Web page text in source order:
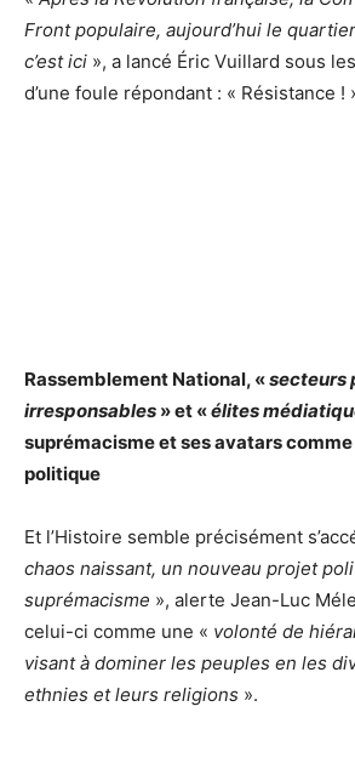
Front populaire, aujourd’hui le
c’est ici », a lancé Éric Vuillard sous
d’une foule répondant : « Résistance !
Rassemblement National, «secteurs
irresponsables » et «élites
suprémacisme et ses avatars
politique
Et l’Histoire semble précisément
chaos naissant, un nouveau projet
suprémacisme », alerte Jean-Luc
celui-ci comme une « volonté de
visant à dominer les peuples en les
ethnies et leurs religions ».